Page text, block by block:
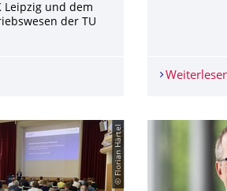
Leipzig und dem
der TU
2025 - "Brennpunkte in der
© Florian Härtel